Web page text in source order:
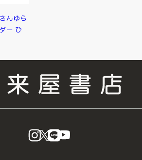
んゆら
ー ひ
instagram
X LINE